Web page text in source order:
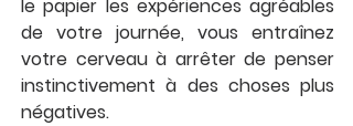
le papier les expériences agréables
de votre journée, vous entraînez
votre cerveau à arrêter de penser
instinctivement à des choses plus
négatives.